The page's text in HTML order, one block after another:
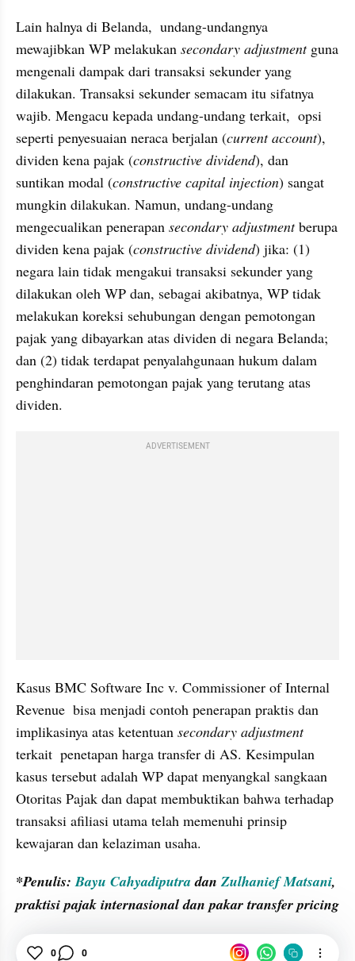
Lain halnya di Belanda,  undang-undangnya
mewajibkan WP melakukan secondary adjustment guna
mengenali dampak dari transaksi sekunder yang
dilakukan. Transaksi sekunder semacam itu sifatnya
wajib. Mengacu kepada undang-undang terkait,  opsi
seperti penyesuaian neraca berjalan (current account),
dividen kena pajak (constructive dividend), dan
suntikan modal (constructive capital injection) sangat
mungkin dilakukan. Namun, undang-undang
mengecualikan penerapan secondary adjustment berupa
dividen kena pajak (constructive dividend) jika: (1)
negara lain tidak mengakui transaksi sekunder yang
dilakukan oleh WP dan, sebagai akibatnya, WP tidak
melakukan koreksi sehubungan dengan pemotongan
pajak yang dibayarkan atas dividen di negara Belanda;
dan (2) tidak terdapat penyalahgunaan hukum dalam
penghindaran pemotongan pajak yang terutang atas
dividen.
ADVERTISEMENT
Kasus BMC Software Inc v. Commissioner of Internal
Revenue  bisa menjadi contoh penerapan praktis dan
implikasinya atas ketentuan secondary adjustment
terkait  penetapan harga transfer di AS. Kesimpulan
kasus tersebut adalah WP dapat menyangkal sangkaan
Otoritas Pajak dan dapat membuktikan bahwa terhadap
transaksi afiliasi utama telah memenuhi prinsip
kewajaran dan kelaziman usaha.
*Penulis: Bayu Cahyadiputra dan Zulhanief Matsani,
praktisi pajak internasional dan pakar transfer pricing
Perpajakan
0 0